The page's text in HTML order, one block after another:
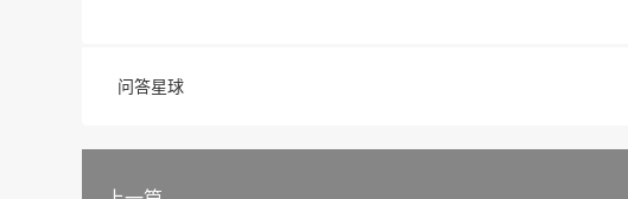
问答星球